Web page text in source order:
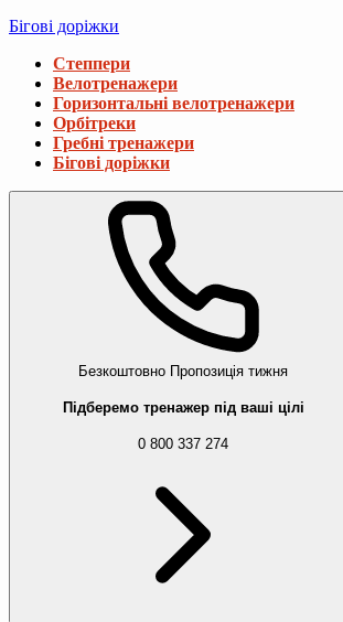
Бігові доріжки
Степпери
Велотренажери
Горизонтальні велотренажери
Орбітреки
Гребні тренажери
Бігові доріжки
Безкоштовно Пропозиція тижня
Підберемо тренажер під ваші цілі
0 800 337 274